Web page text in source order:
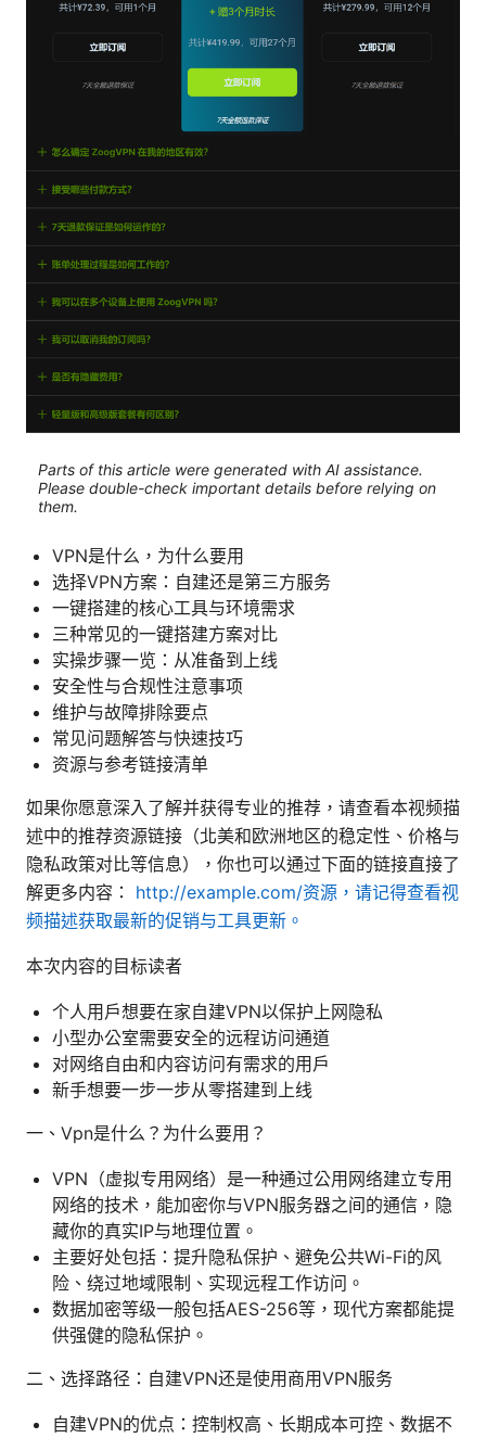
Parts of this article were generated with AI assistance.
Please double-check important details before relying on
them.
VPN是什么，为什么要用
选择VPN方案：自建还是第三方服务
一键搭建的核心工具与环境需求
三种常见的一键搭建方案对比
实操步骤一览：从准备到上线
安全性与合规性注意事项
维护与故障排除要点
常见问题解答与快速技巧
资源与参考链接清单
如果你愿意深入了解并获得专业的推荐，请查看本视频描
述中的推荐资源链接（北美和欧洲地区的稳定性、价格与
隐私政策对比等信息），你也可以通过下面的链接直接了
解更多内容： http://example.com/资源，请记得查看视
频描述获取最新的促销与工具更新。
本次内容的目标读者
个人用户想要在家自建VPN以保护上网隐私
小型办公室需要安全的远程访问通道
对网络自由和内容访问有需求的用户
新手想要一步一步从零搭建到上线
一、Vpn是什么？为什么要用？
VPN（虚拟专用网络）是一种通过公用网络建立专用
网络的技术，能加密你与VPN服务器之间的通信，隐
藏你的真实IP与地理位置。
主要好处包括：提升隐私保护、避免公共Wi-Fi的风
险、绕过地域限制、实现远程工作访问。
数据加密等级一般包括AES-256等，现代方案都能提
供强健的隐私保护。
二、选择路径：自建VPN还是使用商用VPN服务
自建VPN的优点：控制权高、长期成本可控、数据不